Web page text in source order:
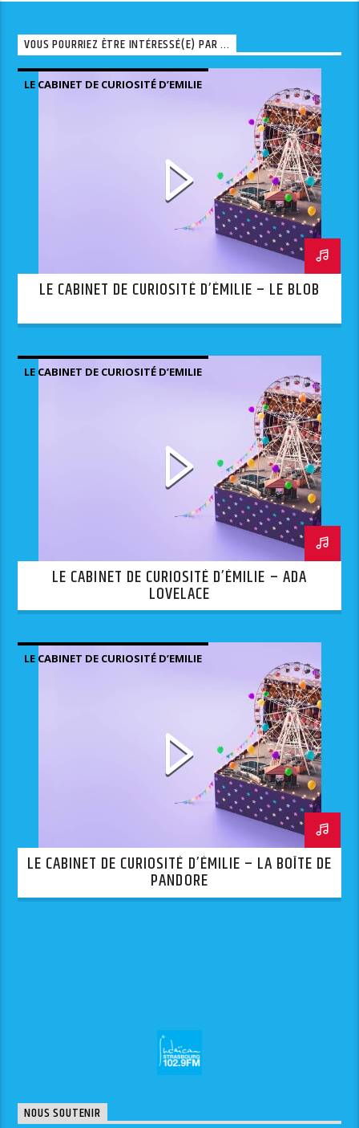
VOUS POURRIEZ ÊTRE INTÉRESSÉ(E) PAR ...
LE CABINET DE CURIOSITÉ D’EMILIE
LE CABINET DE CURIOSITÉ D’ÉMILIE – LE BLOB
LE CABINET DE CURIOSITÉ D’EMILIE
LE CABINET DE CURIOSITÉ D’ÉMILIE – ADA
LOVELACE
LE CABINET DE CURIOSITÉ D’EMILIE
LE CABINET DE CURIOSITÉ D’ÉMILIE – LA BOÎTE DE
PANDORE
NOUS SOUTENIR